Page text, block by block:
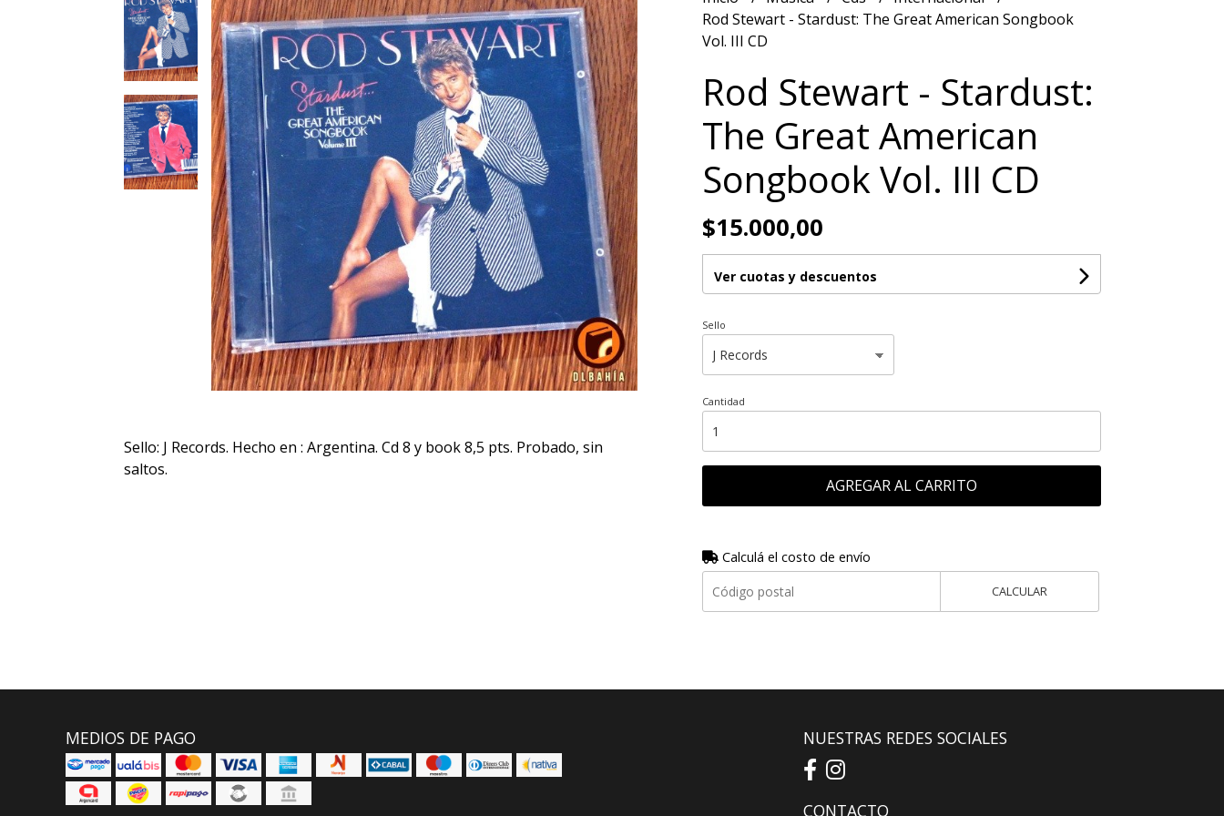
Sello: J Records. Hecho en : Argentina. Cd 8 y book 8,5 pts. Probado, sin
saltos.
Rod Stewart - Stardust: The Great American Songbook
Vol. III CD
Rod Stewart - Stardust:
The Great American
Songbook Vol. III CD
$15.000,00
Ver cuotas y descuentos
Sello
Cantidad
AGREGAR AL CARRITO
Calculá el costo de envío
CALCULAR
MEDIOS DE PAGO NUESTRAS REDES SOCIALES
CONTACTO